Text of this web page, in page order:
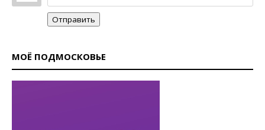
Отправить
МОЁ ПОДМОСКОВЬЕ